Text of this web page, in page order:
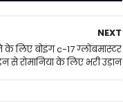
NEXT
लिए बोइंग c-17 ग्लोबमास्टर
से रोमानिया के लिए भरी उड़ान